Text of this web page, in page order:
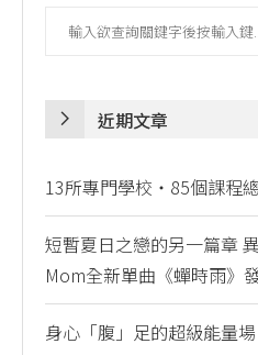
近期文章
13所專門學校・85個課程
短暫夏日之戀的另一篇章
Mom全新單曲《蟬時雨》
身心「腹」足的超級能